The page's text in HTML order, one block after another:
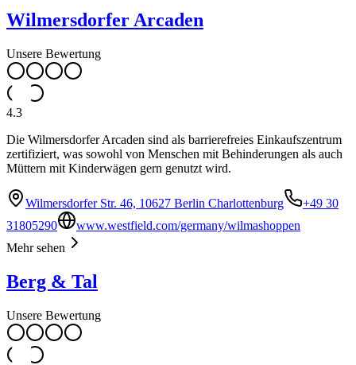
Wilmersdorfer Arcaden
Unsere Bewertung
4.3
Die Wilmersdorfer Arcaden sind als barrierefreies Einkaufszentrum
zertifiziert, was sowohl von Menschen mit Behinderungen als auch
Müttern mit Kinderwägen gern genutzt wird.
Wilmersdorfer Str. 46, 10627 Berlin Charlottenburg
+49 30
31805290
www.westfield.com/germany/wilmashoppen
Mehr sehen
Berg & Tal
Unsere Bewertung